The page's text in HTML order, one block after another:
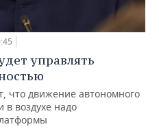
управлять
что движение автономного
в воздухе надо